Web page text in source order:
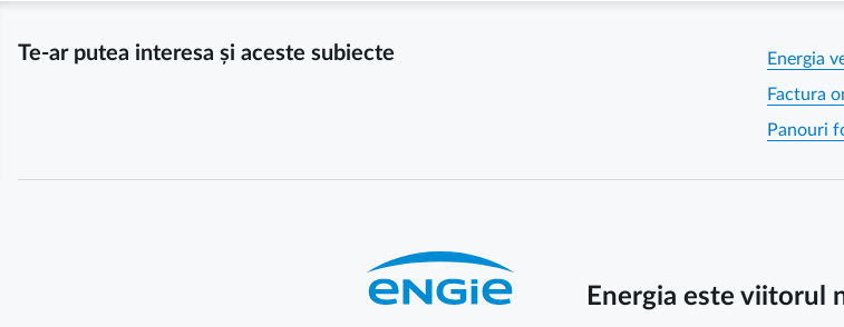
Te-ar putea interesa și aceste subiecte Energia
Factura
Panouri
Energia este viitorul